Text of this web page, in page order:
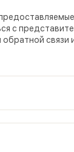
с
связи